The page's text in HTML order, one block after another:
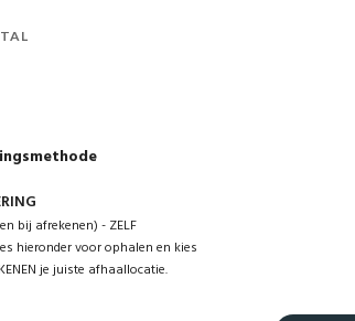
bij afrekenen) - ZELF
hieronder voor ophalen en kies
je juiste afhaallocatie.